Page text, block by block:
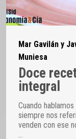
Mar Gavilán y
Muniesa
Doce
integral
Cuando
siempre nos
venden con ese